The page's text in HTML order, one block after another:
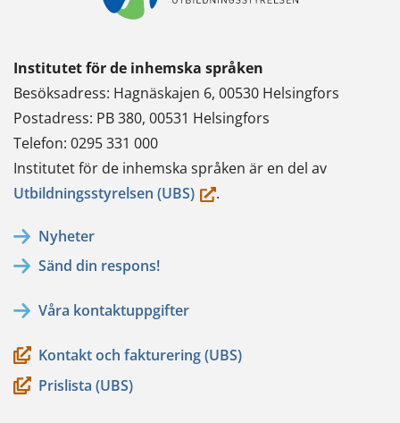
Institutet för de inhemska språken
Besöksadress: Hagnäskajen 6, 00530 Helsingfors
Postadress: PB 380, 00531 Helsingfors
Telefon: 0295 331 000
Institutet för de inhemska språken är en del av
Utbildningsstyrelsen (UBS)(du.
Nyheter
Sänd din respons!
Våra kontaktuppgifter
Kontakt och fakturering (UBS)
Prislista (UBS)